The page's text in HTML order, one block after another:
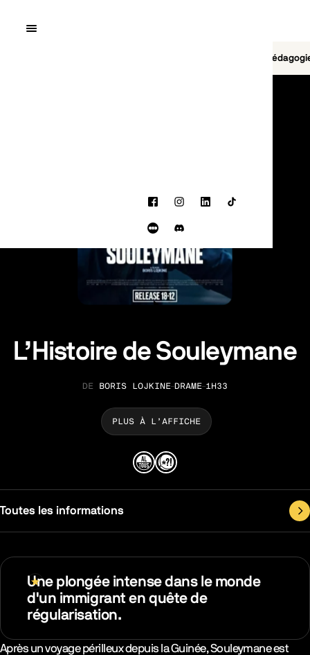
Quai10
FacebookInstagram
LinkedInTikTok
Letterboxd
Discord
L’Histoire de Souleymane
RÉALISATION
BORIS LOJKINE GENRE
DRAME DURÉE
1H33
PLUS À L’AFFICHE
Toutes les informations
Une plongée intense dans le monde
d'un immigrant en quête de
régularisation.
Synopsys & Casting
Après un voyage périlleux depuis la Guinée, Souleymane est